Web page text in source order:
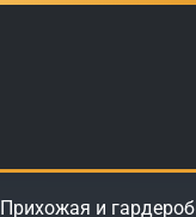
Прихожая и гардероб